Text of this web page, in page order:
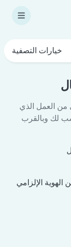
خيارات التصفية
من العمل الذي
لك وبالقرب
الإلزامي